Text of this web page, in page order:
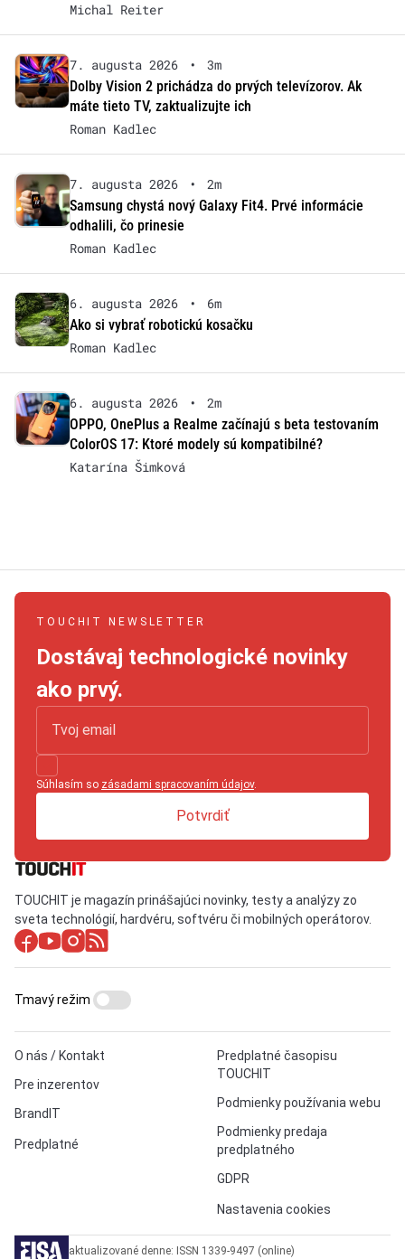
Michal Reiter
7. augusta 2026 •
3m
Dolby Vision 2 prichádza do prvých televízorov. Ak
máte tieto TV, zaktualizujte ich
Roman Kadlec
7. augusta 2026 •
2m
Samsung chystá nový Galaxy Fit4. Prvé informácie
odhalili, čo prinesie
Roman Kadlec
6. augusta 2026 •
6m
Ako si vybrať robotickú kosačku
Roman Kadlec
6. augusta 2026 •
2m
OPPO, OnePlus a Realme začínajú s beta testovaním
ColorOS 17: Ktoré modely sú kompatibilné?
Katarína Šimková
TOUCHIT NEWSLETTER
Dostávaj technologické novinky
ako prvý.
Súhlasím so zásadami spracovaním údajov.
Potvrdiť
TOUCHIT je magazín prinášajúci novinky, testy a analýzy zo
sveta technológií, hardvéru, softvéru či mobilných operátorov.
O nás / Kontakt
Pre inzerentov
BrandIT
Predplatné
Predplatné časopisu
TOUCHIT
Podmienky používania webu
Podmienky predaja
predplatného
GDPR
Nastavenia cookies
Tmavý režim
aktualizované denne: ISSN 1339-9497 (online)